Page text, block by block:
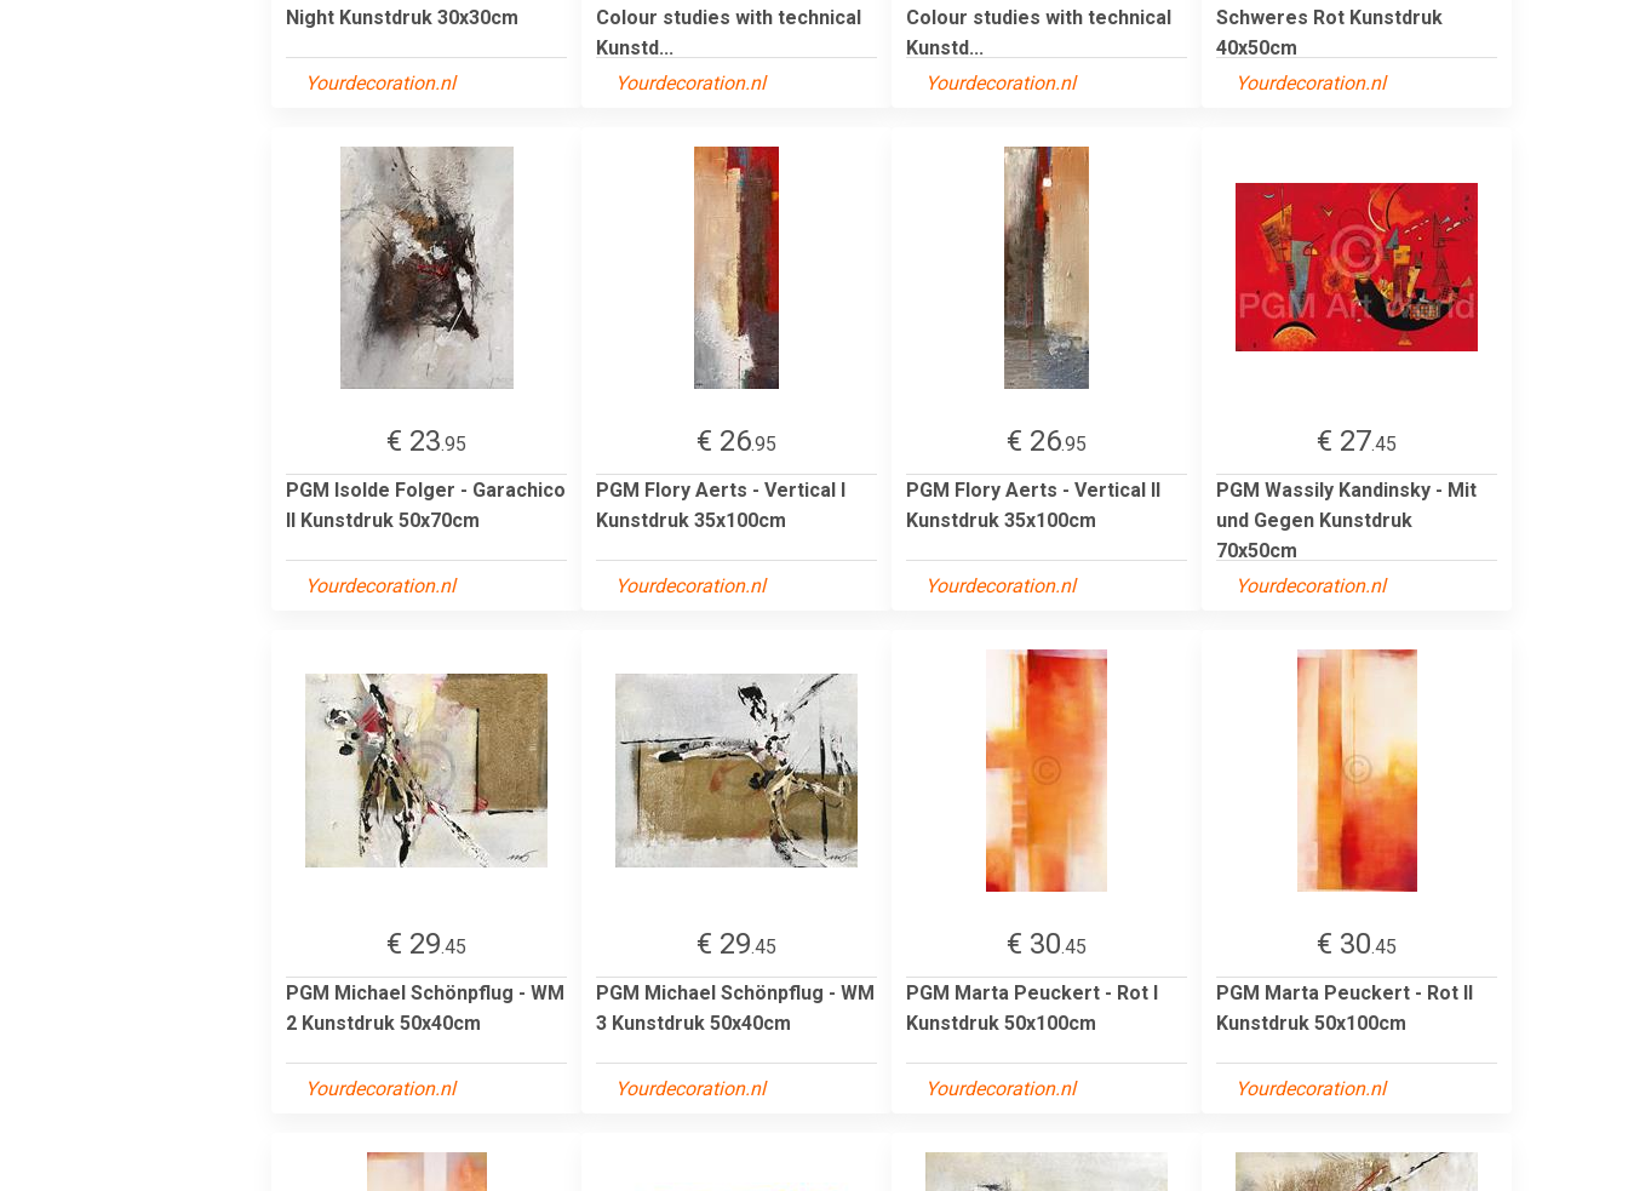
Night Kunstdruk 30x30cm
Yourdecoration.nl
Colour studies with technical
Kunstd...
Yourdecoration.nl
Colour studies with technical
Kunstd...
Yourdecoration.nl
Schweres Rot Kunstdruk
40x50cm
Yourdecoration.nl
€ 23.95
PGM Isolde Folger - Garachico
II Kunstdruk 50x70cm
Yourdecoration.nl
€ 26.95
PGM Flory Aerts - Vertical I
Kunstdruk 35x100cm
Yourdecoration.nl
€ 26.95
PGM Flory Aerts - Vertical II
Kunstdruk 35x100cm
Yourdecoration.nl
€ 27.45
PGM Wassily Kandinsky - Mit
und Gegen Kunstdruk
70x50cm
Yourdecoration.nl
€ 29.45
PGM Michael Schönpflug - WM
2 Kunstdruk 50x40cm
Yourdecoration.nl
€ 29.45
PGM Michael Schönpflug - WM
3 Kunstdruk 50x40cm
Yourdecoration.nl
€ 30.45
PGM Marta Peuckert - Rot I
Kunstdruk 50x100cm
Yourdecoration.nl
€ 30.45
PGM Marta Peuckert - Rot II
Kunstdruk 50x100cm
Yourdecoration.nl